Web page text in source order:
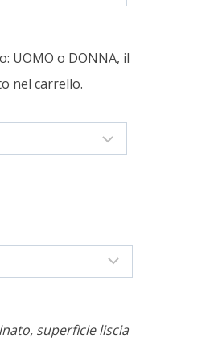
UOMO o DONNA, il
nel carrello.
superficie liscia